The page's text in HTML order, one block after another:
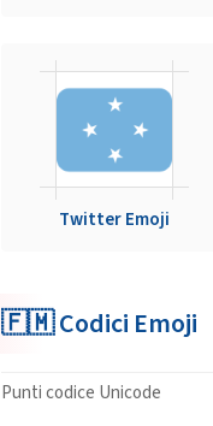
Twitter Emoji
🇫🇲 Codici Emoji
Punti codice Unicode